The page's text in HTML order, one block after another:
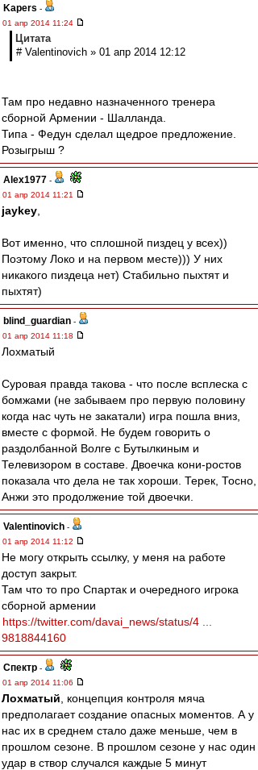
Kapers -
01 апр 2014 11:24
Цитата
# Valentinovich » 01 апр 2014 12:12
Там про недавно назначенного тренера
сборной Армении - Шалланда.
Типа - Федун сделал щедрое предложение.
Розыгрыш ?
Alex1977 -
01 апр 2014 11:21
jaykey
Вот именно, что сплошной пиздец у всех))
Поэтому Локо и на первом месте))) У них
никакого пиздеца нет) Стабильно пыхтят и
пыхтят)
blind_guardian -
01 апр 2014 11:18
Лохматый
Суровая правда такова - что после всплеска с
бомжами (не забываем про первую половину
когда нас чуть не закатали) игра пошла вниз,
вместе с формой. Не будем говорить о
раздолбанной Волге с Бутылкиным и
Телевизором в составе. Двоечка кони-ростов
показала что дела не так хороши. Терек, Тосно,
Анжи это продолжение той двоечки.
Valentinovich -
01 апр 2014 11:12
Не могу открыть ссылку, у меня на работе
доступ закрыт.
Там что то про Спартак и очередного игрока
сборной армении
https://twitter.com/davai_news/status/4 ...
9818844160
Спектр -
01 апр 2014 11:06
Лохматый , концепция контроля мяча
предполагает создание опасных моментов. А у
нас их в среднем стало даже меньше, чем в
прошлом сезоне. В прошлом сезоне у нас один
удар в створ случался каждые 5 минут